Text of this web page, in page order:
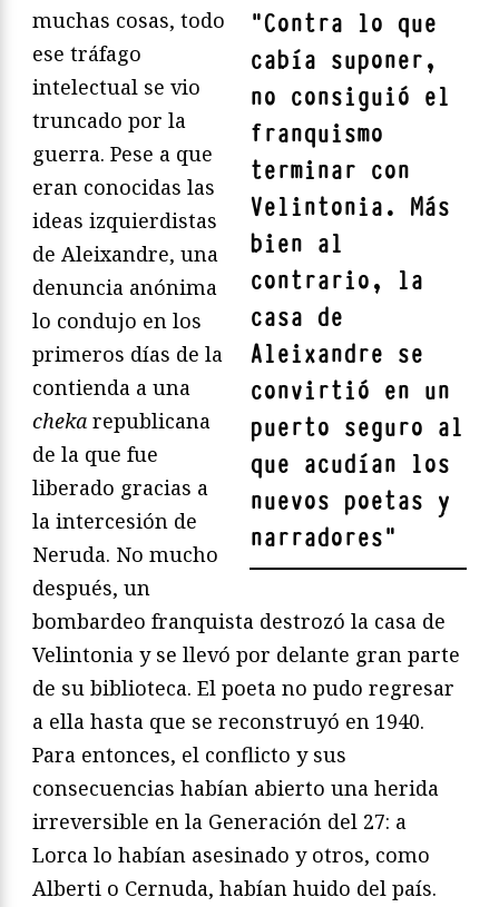
"Contra lo que
cabía suponer,
no consiguió el
franquismo
terminar con
Velintonia. Más
bien al
contrario, la
casa de
Aleixandre se
convirtió en un
puerto seguro al
que acudían los
nuevos poetas y
narradores"
muchas cosas, todo
ese tráfago
intelectual se vio
truncado por la
guerra. Pese a que
eran conocidas las
ideas izquierdistas
de Aleixandre, una
denuncia anónima
lo condujo en los
primeros días de la
contienda a una
cheka republicana
de la que fue
liberado gracias a
la intercesión de
Neruda. No mucho
después, un
bombardeo franquista destrozó la casa de
Velintonia y se llevó por delante gran parte
de su biblioteca. El poeta no pudo regresar
a ella hasta que se reconstruyó en 1940.
Para entonces, el conflicto y sus
consecuencias habían abierto una herida
irreversible en la Generación del 27: a
Lorca lo habían asesinado y otros, como
Alberti o Cernuda, habían huido del país.